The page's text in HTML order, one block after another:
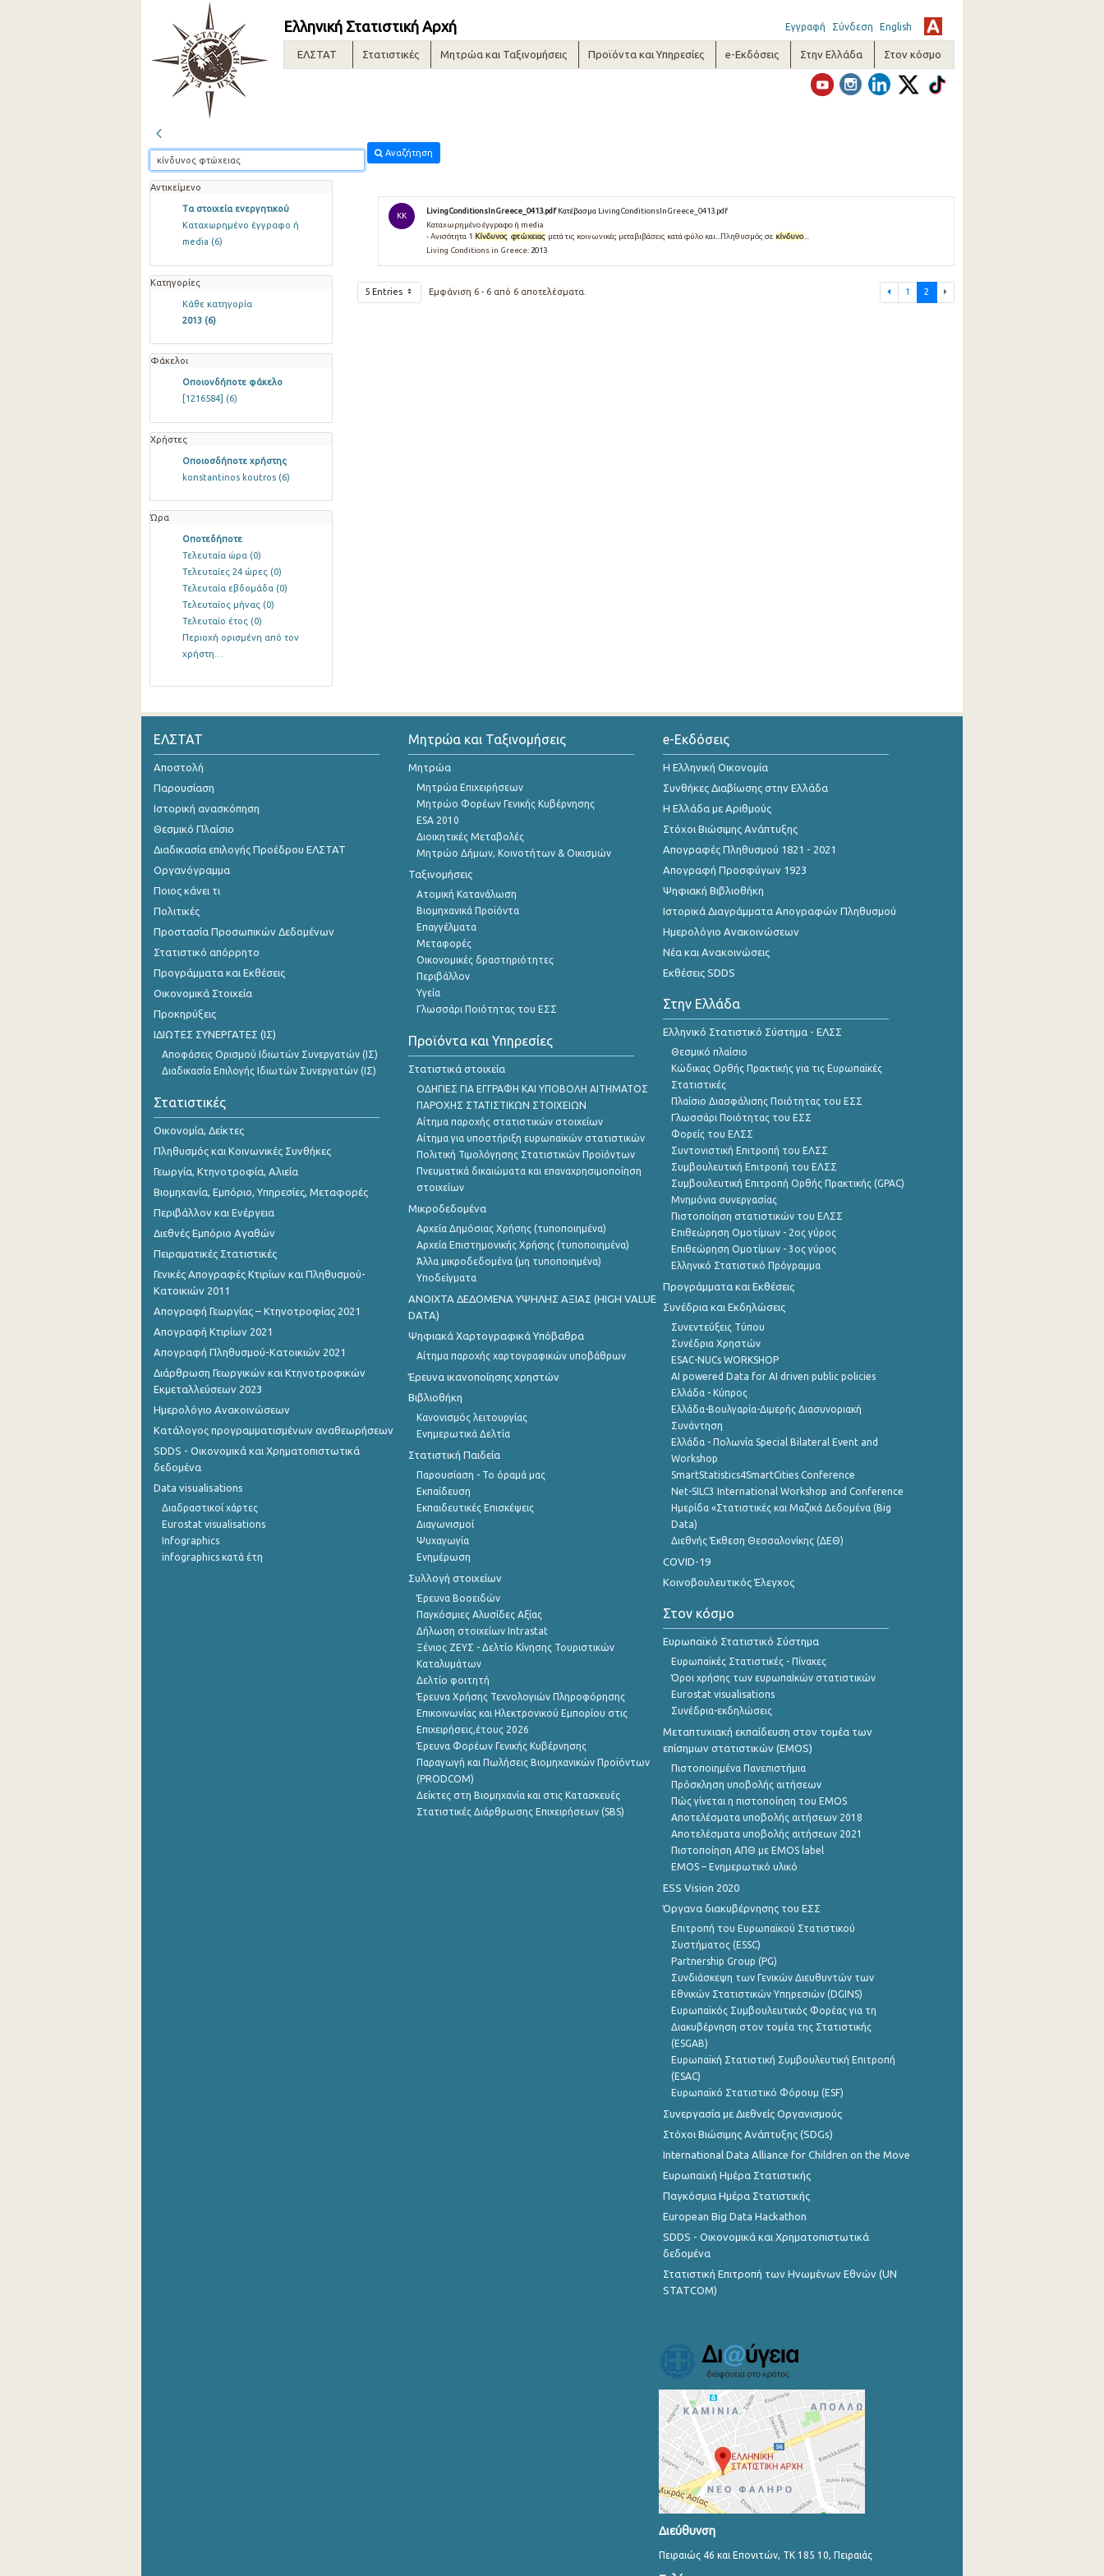
Ελληνική Στατιστική Αρχή Εγγραφή Σύνδεση English
ΕΛΣΤΑΤ Στατιστικές Μητρώα και Ταξινομήσεις Προϊόντα και Υπηρεσίες e-Εκδόσεις Στην Ελλάδα Στον κόσμο
Αναζήτηση
Αντικείμενο
Τα στοιχεία ενεργητικού
Καταχωρημένο έγγραφο ή
media (6)
Κατηγορίες
Κάθε κατηγορία
2013 (6)
Φάκελοι
Οποιονδήποτε φάκελο
[1216584]
(6)
Χρήστες
Οποιοσδήποτε χρήστης
konstantinos koutros (6)
Ώρα
Οποτεδήποτε
Τελευταία ώρα (0)
Τελευταίες 24 ώρες (0)
Τελευταία εβδομάδα (0)
Τελευταίος μήνας (0)
Τελευταίο έτος (0)
Περιοχή ορισμένη από τον
χρήστη…
KK
LivingConditionsInGreece_0413.pdf Κατέβασμα LivingConditionsInGreece_0413.pdf
Καταχωρημένο έγγραφο ή media
- Ανισότητα 1 Κίνδυνος φτώχειας μετά τις κοινωνικές μεταβιβάσεις κατά φύλο και...Πληθυσμός σε κίνδυνο...
Living Conditions in Greece: 2013
5 Entries Εμφάνιση 6 - 6 από 6 αποτελέσματα. 1 2
ΕΛΣΤΑΤ
Αποστολή
Παρουσίαση
Ιστορική ανασκόπηση
Θεσμικό Πλαίσιο
Διαδικασία επιλογής Προέδρου ΕΛΣΤΑΤ
Οργανόγραμμα
Ποιος κάνει τι
Πολιτικές
Προστασία Προσωπικών Δεδομένων
Στατιστικό απόρρητο
Προγράμματα και Εκθέσεις
Οικονομικά Στοιχεία
Προκηρύξεις
ΙΔΙΩΤΕΣ ΣΥΝΕΡΓΑΤΕΣ (ΙΣ)
Αποφάσεις Ορισμού Ιδιωτών Συνεργατών (ΙΣ)
Διαδικασία Επιλογής Ιδιωτών Συνεργατών (ΙΣ)
Στατιστικές
Οικονομία, Δείκτες
Πληθυσμός και Κοινωνικές Συνθήκες
Γεωργία, Κτηνοτροφία, Αλιεία
Βιομηχανία, Εμπόριο, Υπηρεσίες, Μεταφορές
Περιβάλλον και Ενέργεια
Διεθνές Εμπόριο Αγαθών
Πειραματικές Στατιστικές
Γενικές Απογραφές Κτιρίων και Πληθυσμού-
Κατοικιών 2011
Απογραφή Γεωργίας – Κτηνοτροφίας 2021
Απογραφή Κτιρίων 2021
Απογραφή Πληθυσμού-Κατοικιών 2021
Διάρθρωση Γεωργικών και Κτηνοτροφικών
Εκμεταλλεύσεων 2023
Ημερολόγιο Ανακοινώσεων
Κατάλογος προγραμματισμένων αναθεωρήσεων
SDDS - Οικονομικά και Χρηματοπιστωτικά
δεδομένα
Data visualisations
Διαδραστικοί χάρτες
Eurostat visualisations
Infographics
infographics κατά έτη
Μητρώα και Ταξινομήσεις
Μητρώα
Μητρώα Επιχειρήσεων
Μητρώο Φορέων Γενικής Κυβέρνησης
ESA 2010
Διοικητικές Μεταβολές
Μητρώο Δήμων, Κοινοτήτων & Οικισμών
Ταξινομήσεις
Ατομική Κατανάλωση
Βιομηχανικά Προϊόντα
Επαγγέλματα
Μεταφορές
Οικονομικές δραστηριότητες
Περιβάλλον
Υγεία
Γλωσσάρι Ποιότητας του ΕΣΣ
Προϊόντα και Υπηρεσίες
Στατιστικά στοιχεία
ΟΔΗΓΙΕΣ ΓΙΑ ΕΓΓΡΑΦΗ ΚΑΙ ΥΠΟΒΟΛΗ ΑΙΤΗΜΑΤΟΣ
ΠΑΡΟΧΗΣ ΣΤΑΤΙΣΤΙΚΩΝ ΣΤΟΙΧΕΙΩΝ
Αίτημα παροχής στατιστικών στοιχείων
Αίτημα για υποστήριξη ευρωπαϊκών στατιστικών
Πολιτική Τιμολόγησης Στατιστικών Προϊόντων
Πνευματικά δικαιώματα και επαναχρησιμοποίηση
στοιχείων
Μικροδεδομένα
Αρχεία Δημόσιας Χρήσης (τυποποιημένα)
Αρχεία Επιστημονικής Χρήσης (τυποποιημένα)
Άλλα μικροδεδομένα (μη τυποποιημένα)
Υποδείγματα
ANOIXTA ΔΕΔΟΜΕΝΑ ΥΨΗΛΗΣ ΑΞΙΑΣ (HIGH VALUE
DATA)
Ψηφιακά Χαρτογραφικά Υπόβαθρα
Αίτημα παροχής χαρτογραφικών υποβάθρων
Έρευνα ικανοποίησης χρηστών
Βιβλιοθήκη
Κανονισμός λειτουργίας
Ενημερωτικά Δελτία
Στατιστική Παιδεία
Παρουσίαση - Το όραμά μας
Εκπαίδευση
Εκπαιδευτικές Επισκέψεις
Διαγωνισμοί
Ψυχαγωγία
Ενημέρωση
Συλλογή στοιχείων
Έρευνα Βοοειδών
Παγκόσμιες Αλυσίδες Αξίας
Δήλωση στοιχείων Intrastat
Ξένιος ΖΕΥΣ - Δελτίο Κίνησης Τουριστικών
Καταλυμάτων
Δελτίο φοιτητή
Έρευνα Χρήσης Τεχνολογιών Πληροφόρησης
Επικοινωνίας και Ηλεκτρονικού Εμπορίου στις
Επιχειρήσεις,έτους 2026
Έρευνα Φορέων Γενικής Κυβέρνησης
Παραγωγή και Πωλήσεις Βιομηχανικών Προϊόντων
(PRODCOM)
Δείκτες στη Βιομηχανία και στις Κατασκευές
Στατιστικές Διάρθρωσης Επιχειρήσεων (SBS)
e-Εκδόσεις
Η Ελληνική Οικονομία
Συνθήκες Διαβίωσης στην Ελλάδα
Η Ελλάδα με Αριθμούς
Στόχοι Βιώσιμης Ανάπτυξης
Απογραφές Πληθυσμού 1821 - 2021
Απογραφή Προσφύγων 1923
Ψηφιακή Βιβλιοθήκη
Ιστορικά Διαγράμματα Απογραφών Πληθυσμού
Ημερολόγιο Ανακοινώσεων
Νέα και Ανακοινώσεις
Εκθέσεις SDDS
Στην Ελλάδα
Ελληνικό Στατιστικό Σύστημα - ΕΛΣΣ
Θεσμικό πλαίσιο
Κώδικας Ορθής Πρακτικής για τις Ευρωπαϊκές
Στατιστικές
Πλαίσιο Διασφάλισης Ποιότητας του ΕΣΣ
Γλωσσάρι Ποιότητας του ΕΣΣ
Φορείς του ΕΛΣΣ
Συντονιστική Επιτροπή του ΕΛΣΣ
Συμβουλευτική Επιτροπή του ΕΛΣΣ
Συμβουλευτική Επιτροπή Ορθής Πρακτικής (GPAC)
Μνημόνια συνεργασίας
Πιστοποίηση στατιστικών του ΕΛΣΣ
Επιθεώρηση Ομοτίμων - 2ος γύρος
Επιθεώρηση Ομοτίμων - 3ος γύρος
Ελληνικό Στατιστικό Πρόγραμμα
Προγράμματα και Εκθέσεις
Συνέδρια και Εκδηλώσεις
Συνεντεύξεις Τύπου
Συνέδρια Χρηστών
ESAC-NUCs WORKSHOP
AI powered Data for AI driven public policies
Ελλάδα - Κύπρος
Ελλάδα-Βουλγαρία-Διμερής Διασυνοριακή
Συνάντηση
Ελλάδα - Πολωνία Special Bilateral Event and
Workshop
SmartStatistics4SmartCities Conference
Net-SILC3 International Workshop and Conference
Ημερίδα «Στατιστικές και Μαζικά Δεδομένα (Big
Data)
Διεθνής Έκθεση Θεσσαλονίκης (ΔΕΘ)
COVID-19
Κοινοβουλευτικός Έλεγχος
Στον κόσμο
Ευρωπαϊκό Στατιστικό Σύστημα
Ευρωπαϊκές Στατιστικές - Πίνακες
Όροι χρήσης των ευρωπαΪκών στατιστικών
Eurostat visualisations
Συνέδρια-εκδηλώσεις
Μεταπτυχιακή εκπαίδευση στον τομέα των
επίσημων στατιστικών (EMOS)
Πιστοποιημένα Πανεπιστήμια
Πρόσκληση υποβολής αιτήσεων
Πώς γίνεται η πιστοποίηση του EMOS
Αποτελέσματα υποβολής αιτήσεων 2018
Αποτελέσματα υποβολής αιτήσεων 2021
Πιστοποίηση ΑΠΘ με EMOS label
EMOS – Ενημερωτικό υλικό
ESS Vision 2020
Όργανα διακυβέρνησης του ΕΣΣ
Επιτροπή του Ευρωπαϊκού Στατιστικού
Συστήματος (ESSC)
Partnership Group (PG)
Συνδιάσκεψη των Γενικών Διευθυντών των
Εθνικών Στατιστικών Υπηρεσιών (DGINS)
Ευρωπαϊκός Συμβουλευτικός Φορέας για τη
Διακυβέρνηση στον τομέα της Στατιστικής
(ESGAB)
Ευρωπαϊκή Στατιστική Συμβουλευτική Επιτροπή
(ESAC)
Ευρωπαϊκό Στατιστικό Φόρουμ (ESF)
Συνεργασία με Διεθνείς Οργανισμούς
Στόχοι Βιώσιμης Ανάπτυξης (SDGs)
International Data Alliance for Children on the Move
Ευρωπαϊκή Ημέρα Στατιστικής
Παγκόσμια Ημέρα Στατιστικής
European Big Data Hackathon
SDDS - Οικονομικά και Χρηματοπιστωτικά
δεδομένα
Στατιστική Επιτροπή των Ηνωμένων Εθνών (UN
STATCOM)
Διεύθυνση
Πειραιώς 46 και Επονιτών, ΤΚ 185 10, Πειραιάς